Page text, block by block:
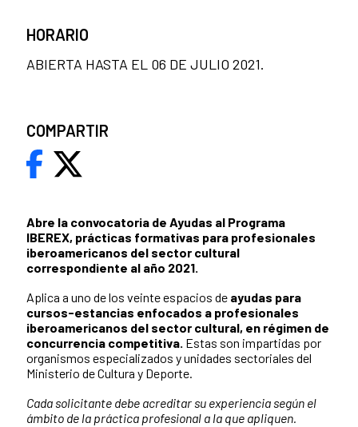
Abre la convocatoria de Ayudas al Programa
IBEREX, prácticas formativas para profesionales
iberoamericanos del sector cultural
correspondiente al año 2021.
Aplica a uno de los veinte espacios de ayudas para
cursos-estancias enfocados a profesionales
iberoamericanos del sector cultural, en régimen de
concurrencia competitiva. Estas son impartidas por
organismos especializados y unidades sectoriales del
Ministerio de Cultura y Deporte.
Cada solicitante debe acreditar su experiencia según el
ámbito de la práctica profesional a la que apliquen.
HORARIO
ABIERTA HASTA EL 06 DE JULIO 2021.
COMPARTIR